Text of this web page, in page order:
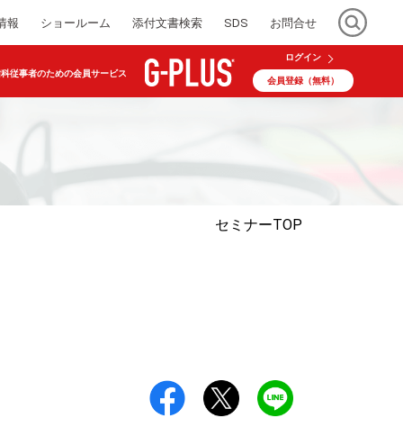
報 ショールーム 添付文書検索 SDS お問合せ
従事者のための会員サービス
ログイン
会員登録（無料）
セミナーTOP